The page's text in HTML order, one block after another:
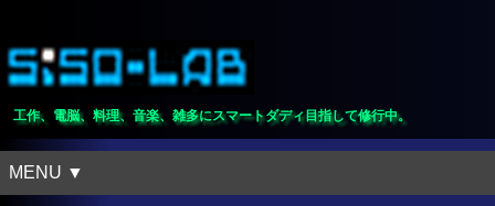
工作、電脳、料理、音楽、雑多にスマートダディ目指して修行中。
MENU ▼